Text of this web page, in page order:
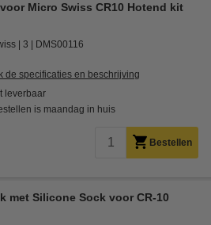
Micro Swiss CR10 Hotend kit
3 DMS00116
de specificaties en beschrijving
leverbaar
is maandag in huis
Bestellen
met Silicone Sock voor CR-10